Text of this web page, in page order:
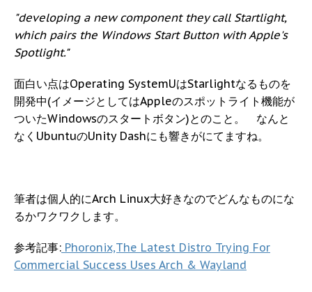
"developing a new component they call Startlight,
which pairs the Windows Start Button with Apple's
Spotlight."
面白い点はOperating SystemUはStarlightなるものを
開発中(イメージとしてはAppleのスポットライト機能が
ついたWindowsのスタートボタン)とのこと。 なんと
なくUbuntuのUnity Dashにも響きがにてますね。
筆者は個人的にArch Linux大好きなのでどんなものにな
るかワクワクします。
参考記事: Phoronix,The Latest Distro Trying For
Commercial Success Uses Arch & Wayland